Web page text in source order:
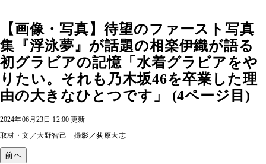
【画像・写真】待望のファースト写真
集『浮泳夢』が話題の相楽伊織が語る
初グラビアの記憶「水着グラビアをや
りたい。それも乃木坂46を卒業した理
由の大きなひとつです」 (4ページ目)
2024年06月23日 12:00 更新
取材・文／大野智己 撮影／荻原大志
前へ